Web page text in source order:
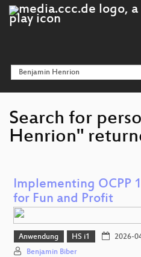
Search for
Henrion"
Implementing OCPP
for Fun and Profit
Anwendung HS i1 2026-
Benjamin Biber